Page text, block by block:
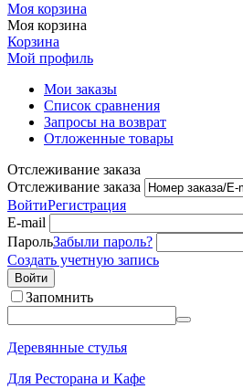
Моя корзина
Моя корзина
Корзина
Мой профиль
Мои заказы
Список сравнения
Запросы на возврат
Отложенные товары
Отслеживание заказа
Отслеживание заказа
ВойтиРегистрация
E-mail
ПарольЗабыли пароль?
Создать учетную запись
Войти
Запомнить
Деревянные стулья
Для Ресторана и Кафе